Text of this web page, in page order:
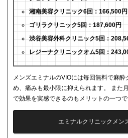
湘南美容クリニック6回：166,500円
ゴリラクリニック5回：187,600円
渋谷美容外科クリニック5回：
レジーナクリニックオム5回：
メンズエミナルのVIOには毎回無料で麻
め、痛みも最小限に抑えられます。 また
で効果を実感できるのもメリットの一つで
エミナルクリニックメン